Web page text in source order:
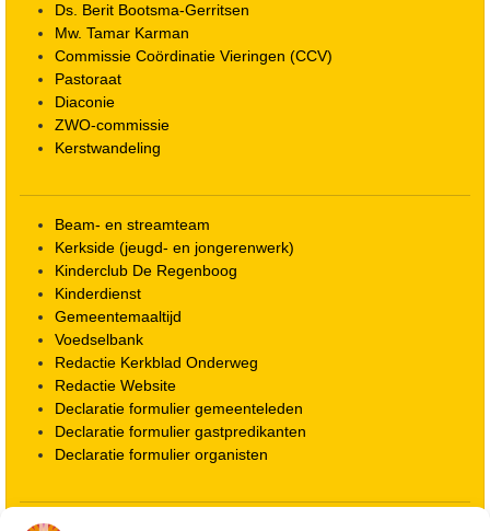
Ds. Berit Bootsma-Gerritsen
Mw. Tamar Karman
Commissie Coördinatie Vieringen (CCV)
Pastoraat
Diaconie
ZWO-commissie
Kerstwandeling
Beam- en streamteam
Kerkside (jeugd- en jongerenwerk)
Kinderclub De Regenboog
Kinderdienst
Gemeentemaaltijd
Voedselbank
Redactie Kerkblad Onderweg
Redactie Website
Declaratie formulier gemeenteleden
Declaratie formulier gastpredikanten
Declaratie formulier organisten